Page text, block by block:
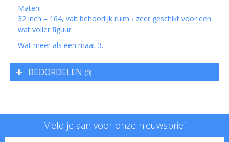
Maten:
32 inch = 164, valt behoorlijk ruim - zeer geschikt voor een
wat voller figuur.
Wat meer als een maat 3.
BEOORDELEN (0)
Meld je aan voor onze nieuwsbrief